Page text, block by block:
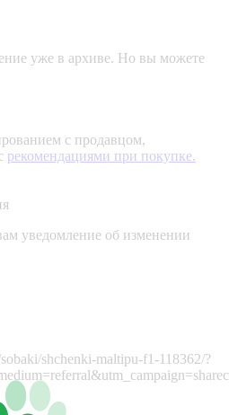
уже в архиве. Но вы можете
с продавцом,
рекомендациями при покупке.
уведомление об изменении
shchenki-maltipu-f1-118362/?